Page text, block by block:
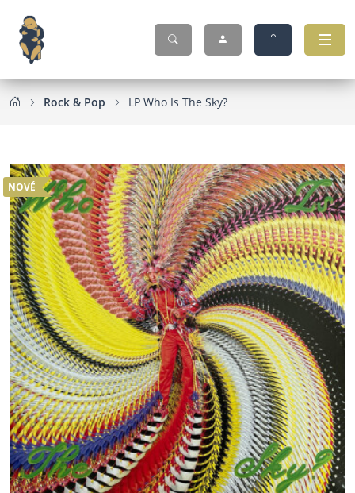
Rock & Pop LP Who Is The Sky?
NOVÉ